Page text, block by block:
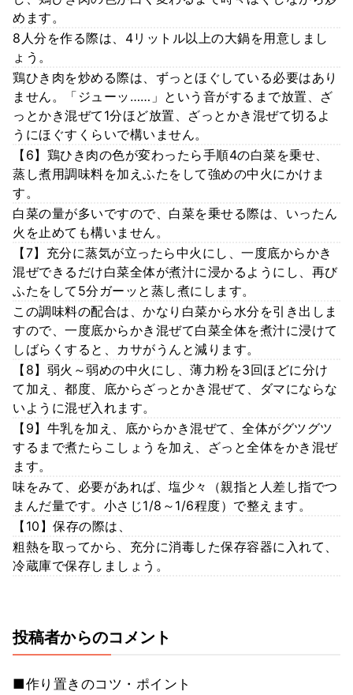
めます。
8人分を作る際は、4リットル以上の大鍋を用意しまし
ょう。
鶏ひき肉を炒める際は、ずっとほぐしている必要はあり
ません。「ジューッ……」という音がするまで放置、ざ
っとかき混ぜて1分ほど放置、ざっとかき混ぜて切るよ
うにほぐすくらいで構いません。
【6】鶏ひき肉の色が変わったら手順4の白菜を乗せ、
蒸し煮用調味料を加えふたをして強めの中火にかけま
す。
白菜の量が多いですので、白菜を乗せる際は、いったん
火を止めても構いません。
【7】充分に蒸気が立ったら中火にし、一度底からかき
混ぜできるだけ白菜全体が煮汁に浸かるようにし、再び
ふたをして5分ガーッと蒸し煮にします。
この調味料の配合は、かなり白菜から水分を引き出しま
すので、一度底からかき混ぜて白菜全体を煮汁に浸けて
しばらくすると、カサがうんと減ります。
【8】弱火～弱めの中火にし、薄力粉を3回ほどに分け
て加え、都度、底からざっとかき混ぜて、ダマにならな
いように混ぜ入れます。
【9】牛乳を加え、底からかき混ぜて、全体がグツグツ
するまで煮たらこしょうを加え、ざっと全体をかき混ぜ
ます。
味をみて、必要があれば、塩少々（親指と人差し指でつ
まんだ量です。小さじ1/8～1/6程度）で整えます。
【10】保存の際は、
粗熱を取ってから、充分に消毒した保存容器に入れて、
冷蔵庫で保存しましょう。
投稿者からのコメント
■作り置きのコツ・ポイント